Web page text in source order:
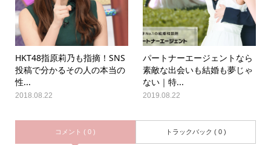
HKT48指原莉乃も指摘！SNS
投稿で分かるその人の本当の
性...
2018.08.22
パートナーエージェントなら
素敵な出会いも結婚も夢じゃ
ない｜特...
2019.08.22
コメント ( 0 ) トラックバック ( 0 )